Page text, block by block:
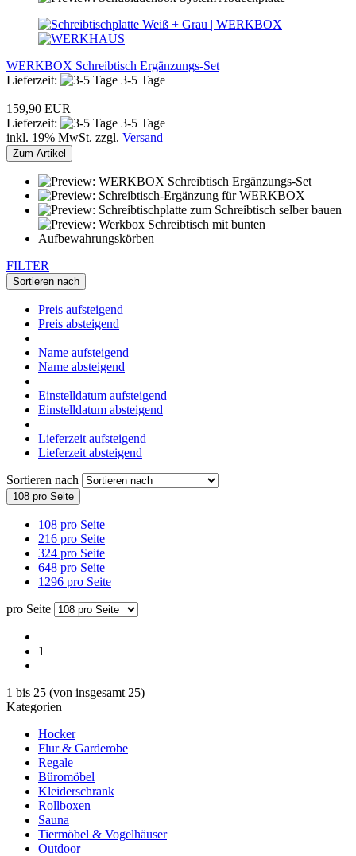
WERKBOX Schreibtisch Ergänzungs-Set
Lieferzeit:
3-5 Tage
159,90 EUR
Lieferzeit:
3-5 Tage
inkl. 19% MwSt. zzgl. Versand
Zum Artikel
FILTER
Sortieren nach
Preis aufsteigend
Preis absteigend
Name aufsteigend
Name absteigend
Einstelldatum aufsteigend
Einstelldatum absteigend
Lieferzeit aufsteigend
Lieferzeit absteigend
Sortieren nach
108 pro Seite
108 pro Seite
216 pro Seite
324 pro Seite
648 pro Seite
1296 pro Seite
pro Seite
1
1 bis 25 (von insgesamt 25)
Kategorien
Hocker
Flur & Garderobe
Regale
Büromöbel
Kleiderschrank
Rollboxen
Sauna
Tiermöbel & Vogelhäuser
Outdoor